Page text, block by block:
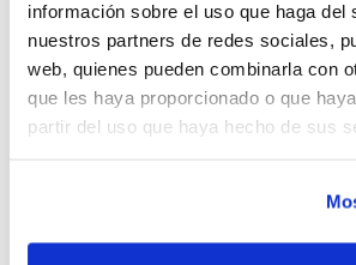
información sobre el uso que haga del
nuestros partners de redes sociales,
web, quienes pueden combinarla con
que les haya proporcionado o que
partir del uso que haya hecho de sus
Hozono Global Jairis.